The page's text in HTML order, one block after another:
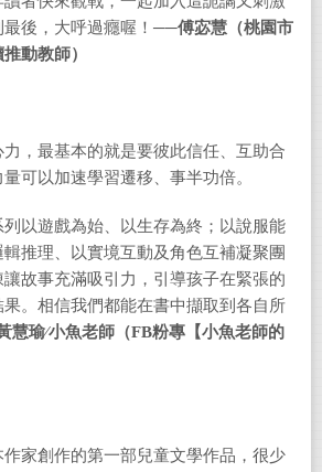
後，大呼過癮喔！ ──傅宓慧（桃園市
動教師）
，最基本的就是要彼此信任、互助合
可以加速學習遷移、事半功倍。
列以遊戲為始、以生存為終；以說服能
推理、以實境互動及角色互補凝聚團
故事充滿吸引力，引導孩子在緊張的
。相信我們都能在書中擷取到各自所
慧瑜∕小魚老師（FB粉專【小魚老師的
家創作的第一部兒童文學作品，很少